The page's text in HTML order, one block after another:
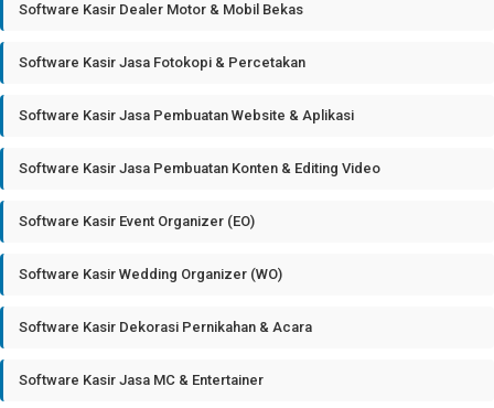
Software Kasir Dealer Motor & Mobil Bekas
Software Kasir Jasa Fotokopi & Percetakan
Software Kasir Jasa Pembuatan Website & Aplikasi
Software Kasir Jasa Pembuatan Konten & Editing Video
Software Kasir Event Organizer (EO)
Software Kasir Wedding Organizer (WO)
Software Kasir Dekorasi Pernikahan & Acara
Software Kasir Jasa MC & Entertainer